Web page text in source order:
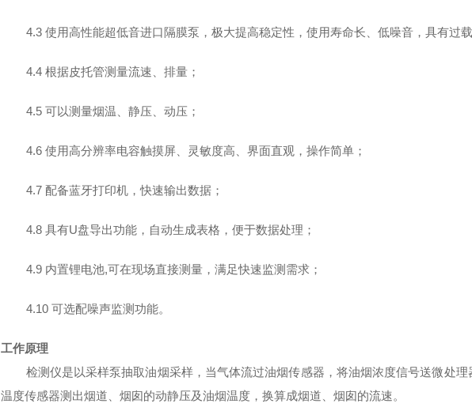
4.3 使用高性能超低音进口隔膜泵，极大提高稳定性，使用寿命长、低噪音，具有过
4.4 根据皮托管测量流速、排量；
4.5 可以测量烟温、静压、动压；
4.6 使用高分辨率电容触摸屏、灵敏度高、界面直观，操作简单；
4.7 配备蓝牙打印机，快速输出数据；
4.8 具有U盘导出功能，自动生成表格，便于数据处理；
4.9 内置锂电池,可在现场直接测量，满足快速监测需求；
4.10 可选配噪声监测功能。
工作原理
检测仪是以采样泵抽取油烟采样，当气体流过油烟传感器，将油烟浓度信号送微处
温度传感器测出烟道、烟囱的动静压及油烟温度，换算成烟道、烟囱的流速。